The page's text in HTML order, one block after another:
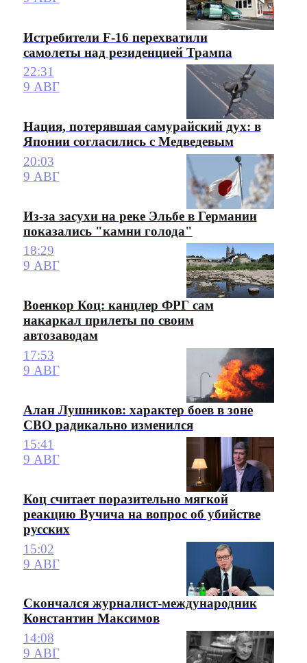
Истребители F-16 перехватили
самолеты над резиденцией Трампа
22:31
9 АВГ
Нация, потерявшая самурайский дух: в
Японии согласились с Медведевым
20:03
9 АВГ
Из-за засухи на реке Эльбе в Германии
показались "камни голода"
18:29
9 АВГ
Военкор Коц: канцлер ФРГ сам
накаркал прилеты по своим
автозаводам
17:53
9 АВГ
Алан Лушников: характер боев в зоне
СВО радикально изменился
15:41
9 АВГ
Коц считает поразительно мягкой
реакцию Вучича на вопрос об убийстве
русских
15:02
9 АВГ
Скончался журналист-международник
Константин Максимов
14:08
9 АВГ